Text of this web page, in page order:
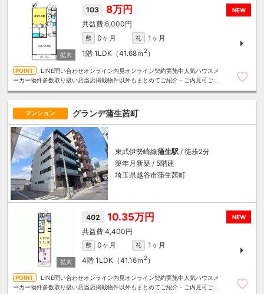
NEW
103 8万円
6,000円
敷 0ヶ月 礼
1ヶ月
1階 1LDK（41.68ｍ 2）
LINE問い合わせオンライン内見オンライン契約実施中人気ハウスメ
ーカー物件多数取り扱い店当店掲載物件以外もまとめてご紹介・ご内見可ご予
マンション グランデ蒲生茜町
東武伊勢崎線蒲生駅 / 徒歩2分
築年月新築 / 5階建
埼玉県越谷市蒲生茜町
NEW
402 10.35万円
4,400円
敷 0ヶ月 礼
1ヶ月
4階 1LDK（41.16ｍ 2）
LINE問い合わせオンライン内見オンライン契約実施中人気ハウスメ
ーカー物件多数取り扱い店当店掲載物件以外もまとめてご紹介・ご内見可ご予